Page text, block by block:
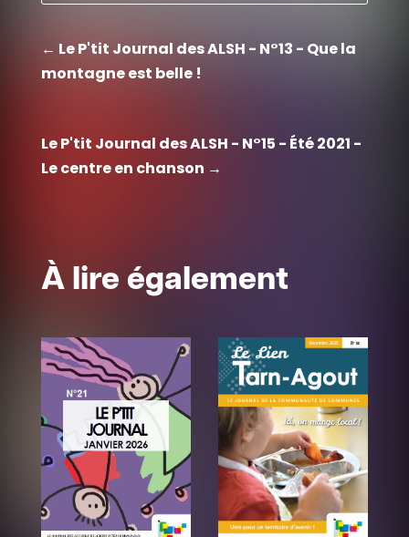
← Le P'tit Journal des ALSH - N°13 - Que la
montagne est belle !
Le P'tit Journal des ALSH - N°15 - Été 2021 -
Le centre en chanson →
À lire également